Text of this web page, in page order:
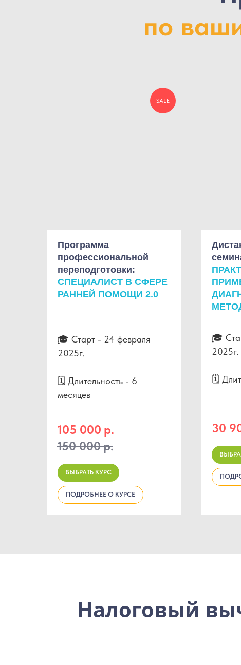
по
SALE
Программа
профессиональной
переподготовки:
СПЕЦИАЛИСТ В СФЕРЕ
РАННЕЙ ПОМОЩИ 2.0
🎓 Старт - 24 февраля
2025г.
🗓 Длительность - 6
месяцев
105 000 р.
150 000р.
ВЫБРАТЬ КУРС
ПОДРОБНЕЕ О КУРСЕ
🎓
2025г.
🗓
30
Налоговый